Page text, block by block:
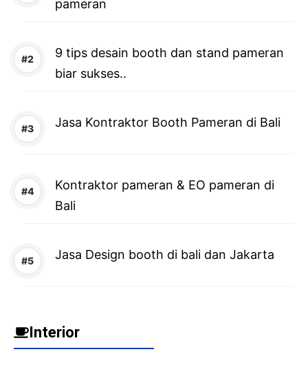
pameran
9 tips desain booth dan stand pameran
biar sukses..
Jasa Kontraktor Booth Pameran di Bali
Kontraktor pameran & EO pameran di
Bali
Jasa Design booth di bali dan Jakarta
Interior